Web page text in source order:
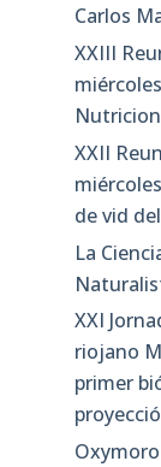
Carlos
XXIII
XXII
de vid
La
XXI
riojano
primer